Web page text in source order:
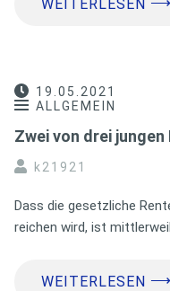
WEITERLESEN
19.05.2021
ALLGEMEIN
Zwei von drei
k21921
Dass die gesetzliche
reichen wird, ist
WEITERLESEN ⟶